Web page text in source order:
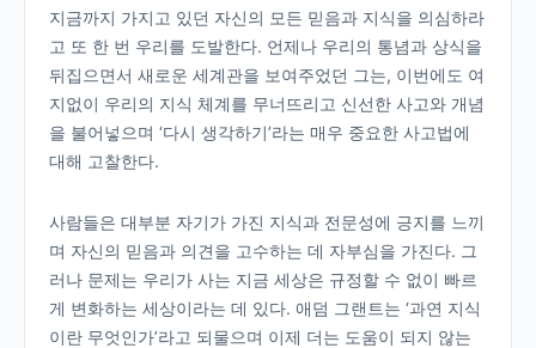
지금까지 가지고 있던 자신의 모든 믿음과 지식을 의심하라
고 또 한 번 우리를 도발한다. 언제나 우리의 통념과 상식을
뒤집으면서 새로운 세계관을 보여주었던 그는, 이번에도 여
지없이 우리의 지식 체계를 무너뜨리고 신선한 사고와 개념
을 불어넣으며 ‘다시 생각하기’라는 매우 중요한 사고법에
대해 고찰한다.
사람들은 대부분 자기가 가진 지식과 전문성에 긍지를 느끼
며 자신의 믿음과 의견을 고수하는 데 자부심을 가진다. 그
러나 문제는 우리가 사는 지금 세상은 규정할 수 없이 빠르
게 변화하는 세상이라는 데 있다. 애덤 그랜트는 ‘과연 지식
이란 무엇인가’라고 되물으며 이제 더는 도움이 되지 않는